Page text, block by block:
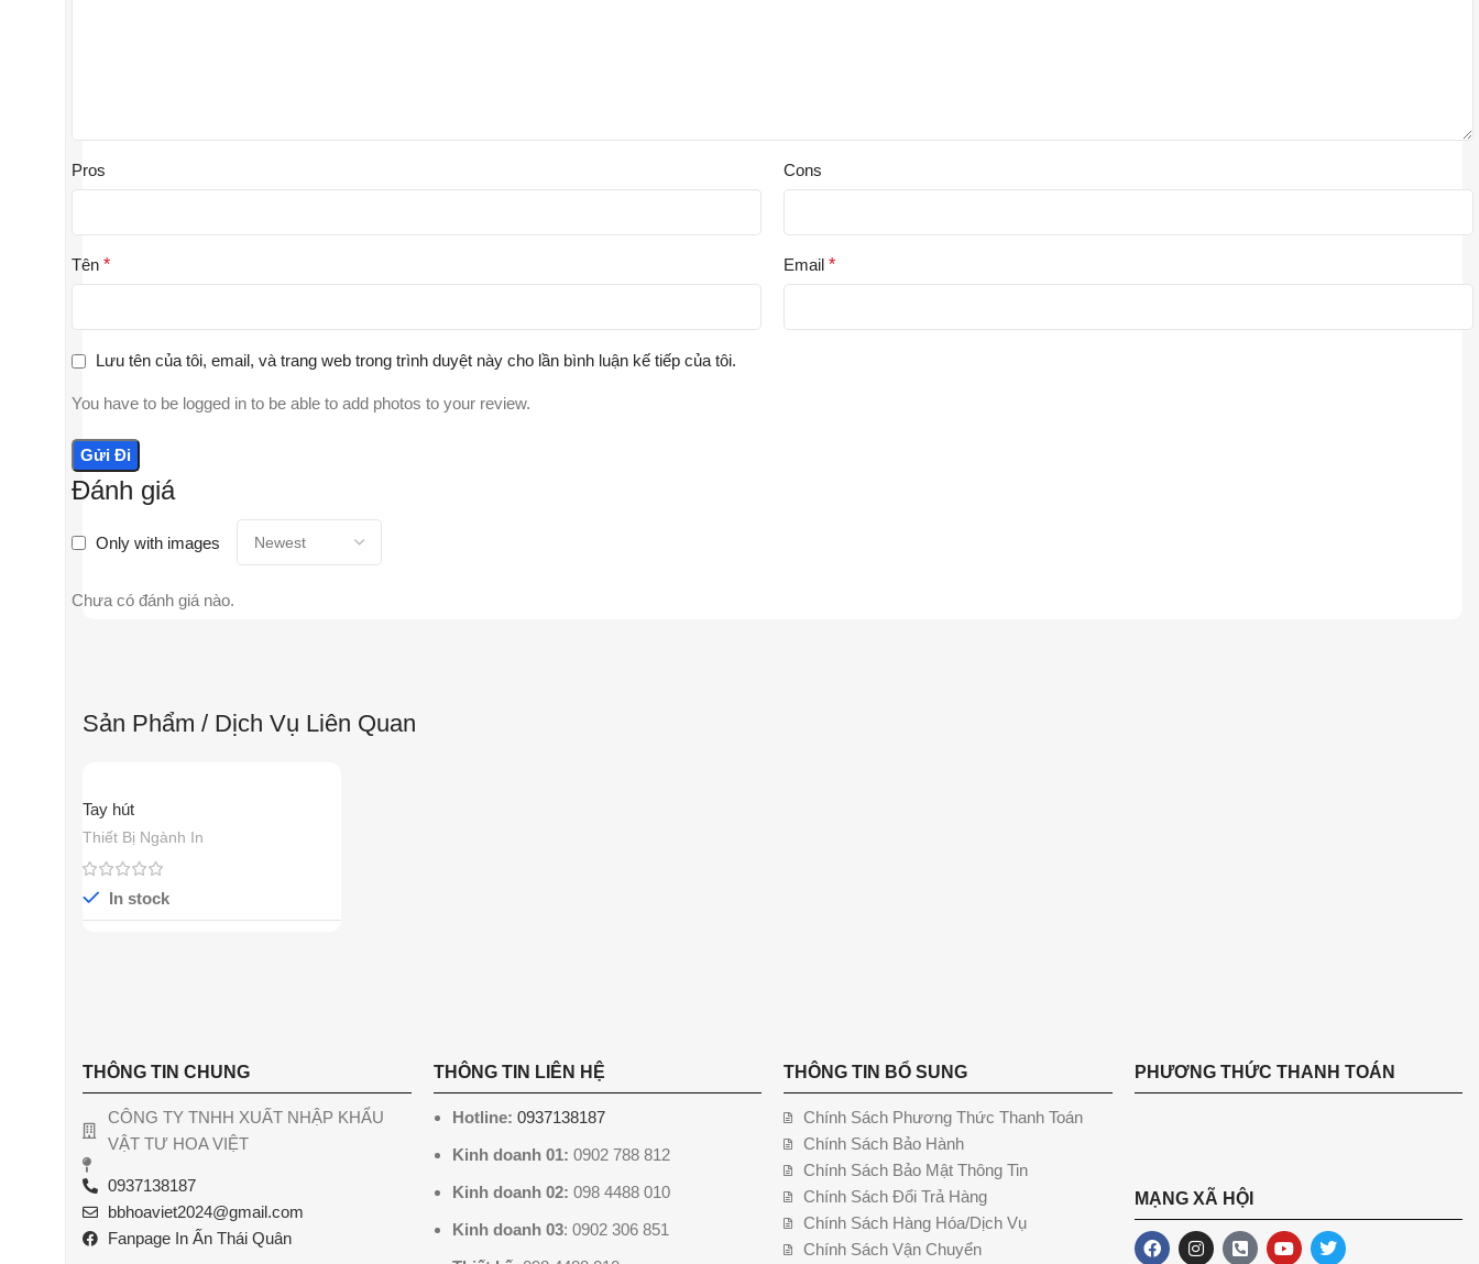
Đánh giá
Only with images
Chưa có đánh giá nào.
Pros Cons
Tên * Email *
Lưu tên của tôi, email, và trang web trong trình duyệt này cho lần bình luận kế tiếp của tôi.
You have to be logged in to be able to add photos to your review.
Sản Phẩm / Dịch Vụ Liên Quan
Tay hút
Thiết Bị Ngành In
In stock
THÔNG TIN CHUNG
CÔNG TY TNHH XUẤT NHẬP KHẨU
VẬT TƯ HOA VIỆT
0937138187
bbhoaviet2024@gmail.com
Fanpage In Ấn Thái Quân
THÔNG TIN LIÊN HỆ
Hotline: 0937138187
Kinh doanh 01: 0902 788 812
Kinh doanh 02: 098 4488 010
Kinh doanh 03: 0902 306 851
THÔNG TIN BỔ SUNG
Chính Sách Phương Thức Thanh Toán
Chính Sách Bảo Hành
Chính Sách Bảo Mật Thông Tin
Chính Sách Đổi Trả Hàng
Chính Sách Hàng Hóa/Dịch Vụ
Chính Sách Vận Chuyển
PHƯƠNG THỨC THANH TOÁN
MẠNG XÃ HỘI